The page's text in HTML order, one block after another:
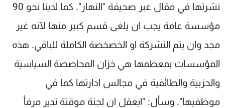
نشرتها في مقال عبر صحيفة "النهار". كما لدينا نحو 90
مؤسسة عامة يجب ان يلغى قسم كبير منها لآنه غير
مجد وان يتم التشركة او الخصخصة الكاملة للباقي. هذه
المؤسسات بمعظمها هي خزان المحاصصة السياسية
والحزبية والطائفية في مجالس ادارتها كما في
موظفيها". وسأل: "ايعقل ان لجنة موقتة تدير مرفأ